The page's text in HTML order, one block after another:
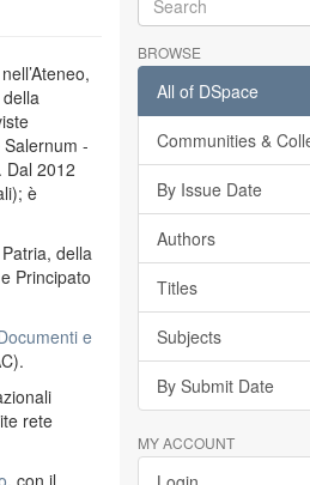
-
Dal 2012
è
della
Principato
e
rete
, con il
BROWSE
All of DSpace
Communities &
By Issue Date
Authors
Titles
Subjects
By Submit Date
MY ACCOUNT